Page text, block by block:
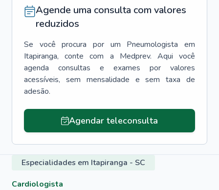
Agende uma consulta com valores
reduzidos
Se você procura por um Pneumologista
em
Itapiranga, conte com a Medprev. Aqui você
agenda consultas e exames por valores
acessíveis, sem mensalidade e sem taxa de
adesão.
Agendar teleconsulta
Especialidades em Itapiranga - SC
Cardiologista